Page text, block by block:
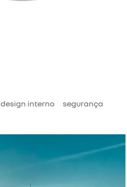
design interno segurança